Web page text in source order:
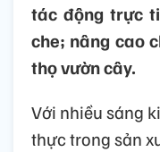
tác động trực
che; nâng cao
thọ vườn cây.
Với nhiều sáng
thực trong sản